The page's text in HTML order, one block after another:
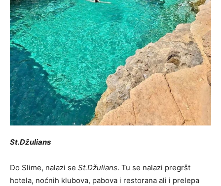
St.Džulians
Do Slime, nalazi se St.Džulians. Tu se nalazi pregršt
hotela, noćnih klubova, pabova i restorana ali i prelepa